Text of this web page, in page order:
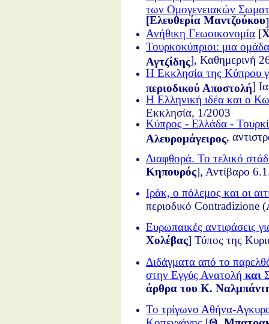
των Ομογενειακών
[Ελευθερία Μαντζούκου
Ανήθικη Γεωοικονομία [
Τουρκοκύπριοι: μια
Αγτζίδης], Καθημερινή
Η Εκκλησία της Κύπρου
περιοδικού Αποστολή]
Η Ελληνική ιδέα και ο
Εκκλησία, 1/2003
Κύπρος - Ελλάδα -
Αλευρομάγειρος,
Διαφθορά. Το τελικό
Κηπουρός], Αντίβαρο
Ιράκ, ο πόλεμος και οι
περιοδικό Contradizione
Ευρωπαικές αντιφάσεις
Χολέβας] Τύπος της
Διδάγματα από το
στην Εγγύς Ανατολή και
άρθρα του Κ.
Το τρίγωνο Αθήνα-